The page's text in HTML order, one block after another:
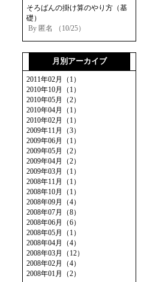
そろばんの掛け算のやり方（基
礎）
By 匿名 （10/25）
月別アーカイブ
2011年02月（1）
2010年10月（1）
2010年05月（2）
2010年04月（1）
2010年02月（1）
2009年11月（3）
2009年06月（1）
2009年05月（2）
2009年04月（2）
2009年03月（1）
2008年11月（1）
2008年10月（1）
2008年09月（4）
2008年07月（8）
2008年06月（6）
2008年05月（1）
2008年04月（4）
2008年03月（12）
2008年02月（4）
2008年01月（2）